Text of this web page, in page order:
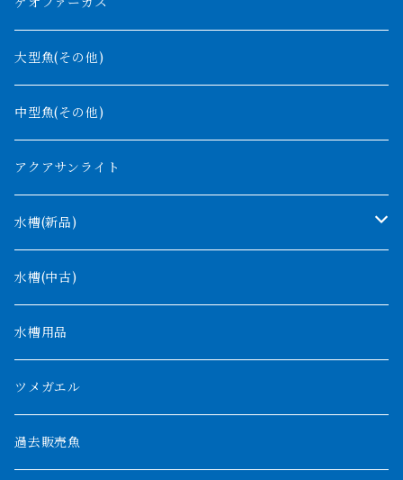
バンジャール
ギニア
ナイジェリア
コンギクス
オルナティピンニス
コンゴ
タンガニーカ
ウィークシー
モケレンベンベ
デルヘッジ
ザイールグリーン
パルマス
ポーリー
セネガルス
大型魚(その他)
中型魚(その他)
アクアサンライト
水槽(新品)
1200mm以下
1500mm
1800mm
2000mm以上
水槽(中古)
水槽用品
ツメガエル
過去販売魚